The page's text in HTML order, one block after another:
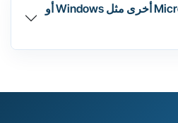
هل توفرون منتجات Microsoft أخرى مثل Windows أو